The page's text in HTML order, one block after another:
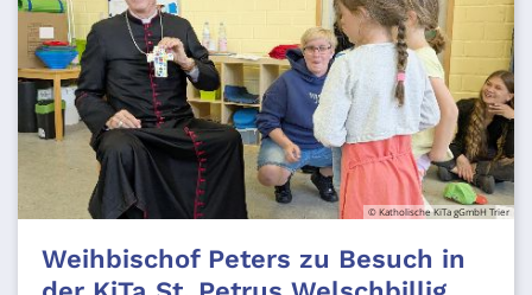
© Katholische KiTa gGmbH Trier
Weihbischof Peters zu Besuch in